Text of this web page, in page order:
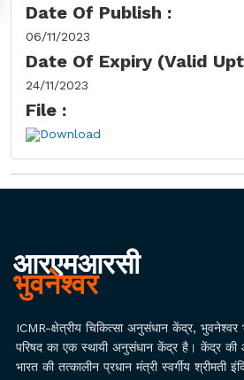
Date Of Publish :
06/11/2023
Date Of Expiry (Valid
24/11/2023
File :
Download
आरएमआरसी
भुवनेश्वर
ICMR-क्षेत्रीय चिकित्सा अनुसंधान केंद्र, भुवनेश्वर
परिषद का एक स्थायी अनुसंधान केंद्र है। केंद्र की
भारत की तत्कालीन प्रधान मंत्री स्वर्गीय श्रीमती